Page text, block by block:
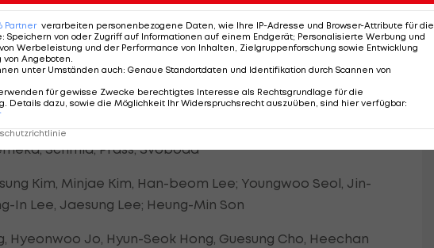
.
Mwene; Wanner, X. Schlager; Wimmer,
Affengruber, Danso, Posch, Seiwald, Alaba,
Schmid, Prass, Svoboda
Kim, Minjae Kim, Han-beom Lee; Youngwoo Seol, Jin-
In Lee, Jaesung Lee; Heung-Min Son
Hyeonwoo Jo, Hyun-Seok Hong, Guesung Cho, Heechan
Partner verarbeiten personenbezogene Daten, wie Ihre IP-Adresse und Browser-Attribute für die
: Speichern von oder Zugriff auf Informationen auf einem Endgerät; Personalisierte Werbung und
Werbeleistung und der Performance von Inhalten, Zielgruppenforschung sowie Entwicklung
von Angeboten.
unter Umständen auch: Genaue Standortdaten und Identifikation durch Scannen von
für gewisse Zwecke berechtigtes Interesse als Rechtsgrundlage für die
Details dazu, sowie die Möglichkeit Ihr Widerspruchsrecht auszuüben, sind hier verfügbar: